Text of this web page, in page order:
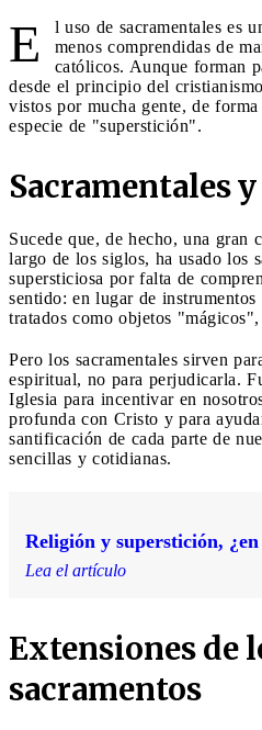
E
l uso de sacramentales es
menos comprendidas de
católicos. Aunque forman
desde el principio del
vistos por mucha gente, de
especie de "superstición".
Sacramentales
Sucede que, de hecho, una gran
largo de los siglos, ha usado los
supersticiosa por falta de
sentido: en lugar de
tratados como objetos
Pero los sacramentales sirven
espiritual, no para perjudicarla.
Iglesia para incentivar en
profunda con Cristo y para
santificación de cada parte de
sencillas y cotidianas.
Religión y superstición,
Lea el artículo
Extensiones de
sacramentos